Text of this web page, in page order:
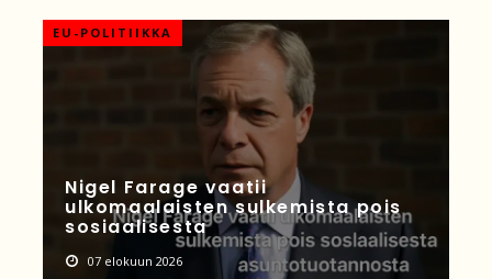
EU-POLITIIKKA
Nigel Farage vaatii
ulkomaalaisten sulkemista pois
sosiaalisesta
07 elokuun 2026